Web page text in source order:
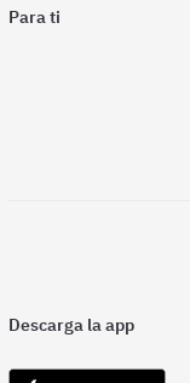
Para ti
Descarga la app